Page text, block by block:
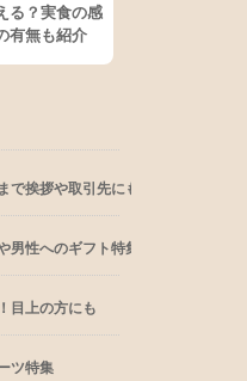
る？実食の感
有無も紹介
で挨拶や取引先にも
男性へのギフト特集
目上の方にも
ツ特集